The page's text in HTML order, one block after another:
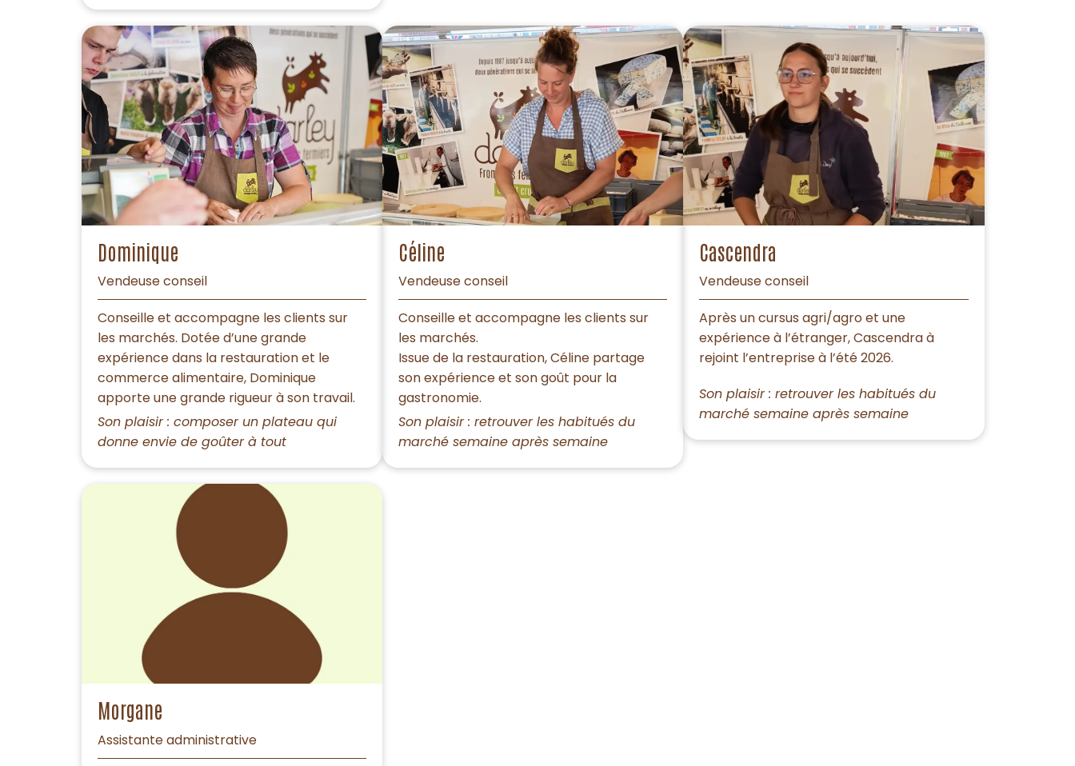
Dominique
Vendeuse conseil
Conseille et accompagne les clients sur
les marchés. Dotée d’une grande
expérience dans la restauration et le
commerce alimentaire, Dominique
apporte une grande rigueur à son travail.
Son plaisir : composer un plateau qui
donne envie de goûter à tout
Céline
Vendeuse conseil
Conseille et accompagne les clients sur
les marchés.
Issue de la restauration, Céline partage
son expérience et son goût pour la
gastronomie.
Son plaisir : retrouver les habitués du
marché semaine après semaine
Cascendra
Vendeuse conseil
Après un cursus agri/agro et une
expérience à l’étranger, Cascendra à
rejoint l’entreprise à l’été 2026.
Son plaisir : retrouver les habitués du
marché semaine après semaine
Morgane
Assistante administrative